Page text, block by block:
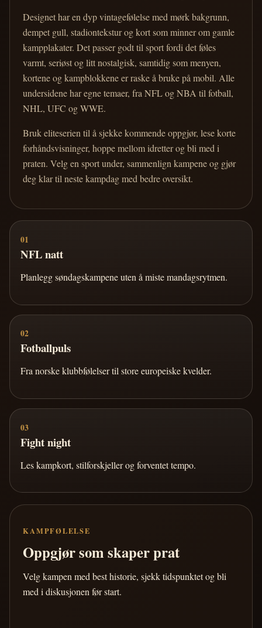
Designet har en dyp vintagefølelse med mørk bakgrunn,
dempet gull, stadiontekstur og kort som minner om gamle
kampplakater. Det passer godt til sport fordi det føles
varmt, seriøst og litt nostalgisk, samtidig som menyen,
kortene og kampblokkene er raske å bruke på mobil. Alle
undersidene har egne temaer, fra NFL og NBA til fotball,
NHL, UFC og WWE.
Bruk eliteserien til å sjekke kommende oppgjør, lese korte
forhåndsvisninger, hoppe mellom idretter og bli med i
praten. Velg en sport under, sammenlign kampene og gjør
deg klar til neste kampdag med bedre oversikt.
01
NFL natt
Planlegg søndagskampene uten å miste mandagsrytmen.
02
Fotballpuls
Fra norske klubbfølelser til store europeiske kvelder.
03
Fight night
Les kampkort, stilforskjeller og forventet tempo.
KAMPFØLELSE
Oppgjør som skaper prat
Velg kampen med best historie, sjekk tidspunktet og bli
med i diskusjonen før start.